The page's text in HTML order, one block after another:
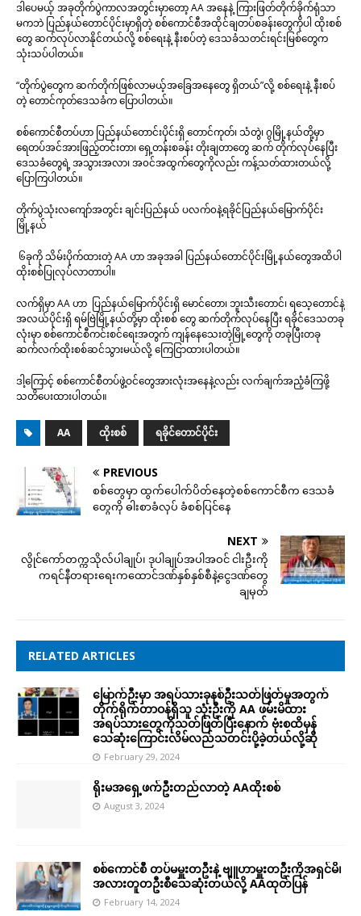
ဒါပေမယ့် အခုတိုက်ပွဲကာလအတွင်းမှာတော့ AA အနေနဲ့ ကြားဖြတ်တိုက်ခိုက်ရုံသာ
မကဘဲ ပြည်နယ်တောင်ပိုင်းမှာရှိတဲ့ စစ်ကောင်စီအထိုင်ချတပ်စခန်းတွေကိုပါ ထိုးစစ်
တွေ ဆက်လုပ်လာနိုင်တယ်လို့ စစ်ရေးနဲ့ နီးစပ်တဲ့ ဒေသခံသတင်းရင်းမြစ်တွေက
သုံးသပ်ပါတယ်။
“တိုက်ပွဲတွေက ဆက်တိုက်ဖြစ်လာမယ့်အခြေအနေတွေ ရှိတယ်”လို့ စစ်ရေးနဲ့ နီးစပ်
တဲ့ တောင်ကုတ်ဒေသခံက ပြောပါတယ်။
စစ်ကောင်စီတပ်ဟာ ပြည်နယ်တောင်းပိုင်းရှိ တောင်ကုတ်၊ သံတွဲ၊ ဂွမြို့နယ်တို့မှာ
ရေတပ်အင်အားဖြည့်တင်းတာ၊ ရှေ့တန်းစခန်း တိုးချတာတွေ ဆက် တိုက်လုပ်နေပြီး
ဒေသခံတွေရဲ့ အသွားအလာ၊ အ၀င်အထွက်တွေကိုလည်း ကန့်သတ်ထားတယ်လို့
ပြောကြပါတယ်။
တိုက်ပွဲသုံးလကျော်အတွင်း ချင်းပြည်နယ် ပလက်၀နဲ့ရခိုင်ပြည်နယ်မြောက်ပိုင်း
မြို့နယ်
၆ခုကို သိမ်းပိုက်ထားတဲ့ AA ဟာ အခုအခါ ပြည်နယ်တောင်ပိုင်းမြို့နယ်တွေအထိပါ
ထိုးစစ်ပြုလုပ်လာတာပါ။
လက်ရှိမှာ AA ဟာ ပြည်နယ်မြောက်ပိုင်းရှိ မောင်တော၊ ဘူးသီးတောင်၊ ရသေ့တောင်နဲ့
အလယ်ပိုင်းရှိ ရမ်ဗြဲမြို့နယ်တို့မှာ ထိုးစစ် တွေ ဆက်တိုက်လုပ်နေပြီး ရခိုင်ဒေသတခု
လုံးမှာ စစ်ကောင်စီကင်းစင်ရေးအတွက် ကျန်နေသေးတဲ့မြို့တွေကို တခုပြီးတခု
ဆက်လက်ထိုးစစ်ဆင်သွားမယ်လို့ ကြေငြာထားပါတယ်။
ဒါ့ကြောင့် စစ်ကောင်စီတပ်ဖွဲ့ဝင်တွေအားလုံးအနေနဲ့လည်း လက်ချက်အညံ့ခံကြဖို့
သတိပေးထားပါတယ်။
AA ထိုးစစ် ရခိုင်တောင်ပိုင်း
PREVIOUS
စစ်တွေမှာ ထွက်ပေါက်ပိတ်နေတဲ့စစ်ကောင်စီက ဒေသခံ
တွေကို ဓါးစာခံလုပ် ခံစစ်ပြင်နေ
NEXT
လွိုင်ကော်တက္ကသိုလ်ပါချုပ်၊ ဒုပါချုပ်အပါအဝင် ငါးဦးကို
ကရင်နီတရားရေးကထောင်ဒဏ်နှစ်နှစ်စီနဲ့ငွေဒဏ်တွေ
ချမှတ်
RELATED ARTICLES
မြောက်ဦးမှာ အရပ်သားခုနစ်ဦးသတ်ဖြတ်မှုအတွက်
တိုက်ရိုက်တာဝန်ရှိသူ သုံးဦးကို AA ဖမ်းမိထား
အရပ်သားတွေကိုသတ်ဖြတ်ပြီးနောက် ဗုံးစထိမှန်
သေဆုံးကြောင်းလိမ်လည်သတင်းပို့ခဲ့တယ်လို့ဆို
February 29, 2024
ရိုးမအရှေ့ဖက်ဦးတည်လာတဲ့ AAထိုးစစ်
August 3, 2024
စစ်ကောင်စီ တပ်မမှူးတဦးနဲ့ ဗျူဟာမှူးတဦးကိုအရှင်မိ၊
အလားတူတဦးစီသေဆုံးတယ်လို့ AAထုတ်ပြန်
February 14, 2024